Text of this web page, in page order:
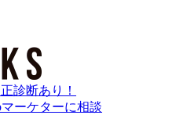
診断あり！
マーケターに相談